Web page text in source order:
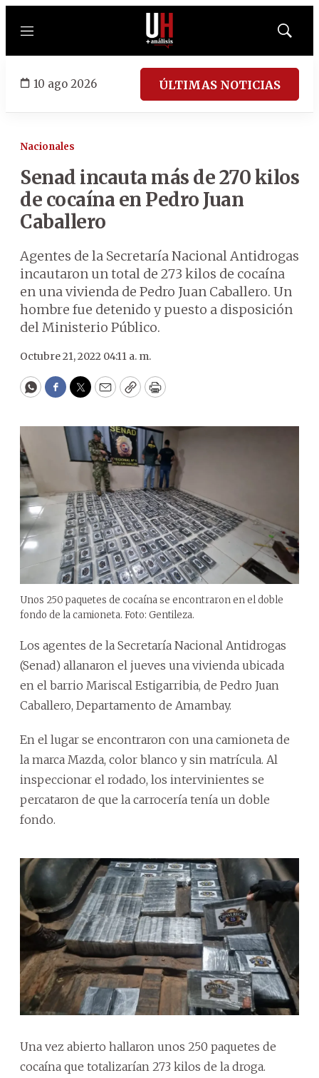
Menú
Mostrar
10 ago 2026 ÚLTIMAS NOTICIAS
Nacionales
Senad incauta más de 270 kilos
de cocaína en Pedro Juan
Caballero
Agentes de la Secretaría Nacional Antidrogas
incautaron un total de 273 kilos de cocaína
en una vivienda de Pedro Juan Caballero. Un
hombre fue detenido y puesto a disposición
del Ministerio Público.
Octubre 21, 2022 04:11 a. m.
WhatsApp
Facebook
Twitter
EmailCopyPrint
Unos 250 paquetes de cocaína se encontraron en el doble
fondo de la camioneta. Foto: Gentileza.
Los agentes de la Secretaría Nacional Antidrogas
(Senad) allanaron el jueves una vivienda ubicada
en el barrio Mariscal Estigarribia, de Pedro Juan
Caballero, Departamento de Amambay.
En el lugar se encontraron con una camioneta de
la marca Mazda, color blanco y sin matrícula. Al
inspeccionar el rodado, los intervinientes se
percataron de que la carrocería tenía un doble
fondo.
Una vez abierto hallaron unos 250 paquetes de
cocaína que totalizarían 273 kilos de la droga.